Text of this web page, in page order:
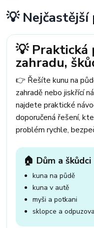
štěnice
štěnice v hotelu
mravenci a mšice
uhlíky do
uhlíky do vysavače
uhlíky
uhlíky parkside
uhlíky ferm
kde sehnat uhlíky
kde
💡
💡 Praktická
zahradu,
👉 Řešíte kunu na
zahradě nebo jiskřící
najdete praktické
doporučená řešení,
problém rychle,
🏠 Dům a škůdci
kuna na půdě
kuna v autě
myši a potkani
sklopce a